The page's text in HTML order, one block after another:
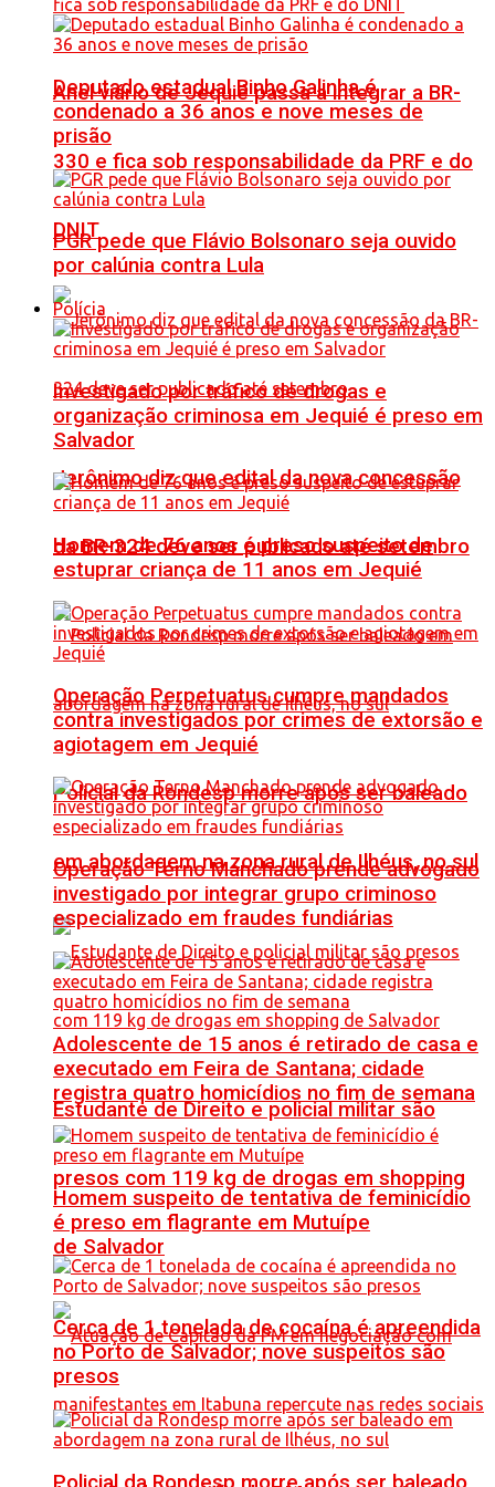
Anel viário de Jequié passa a integrar a BR-
330 e fica sob responsabilidade da PRF e do
DNIT
Jerônimo diz que edital da nova concessão
da BR-324 deve ser publicado até setembro
Policial da Rondesp morre após ser baleado
em abordagem na zona rural de Ilhéus, no sul
Estudante de Direito e policial militar são
presos com 119 kg de drogas em shopping
de Salvador
Deputado estadual Binho Galinha é
condenado a 36 anos e nove meses de
prisão
PGR pede que Flávio Bolsonaro seja ouvido
por calúnia contra Lula
Polícia
Investigado por tráfico de drogas e
organização criminosa em Jequié é preso em
Salvador
Homem de 76 anos é preso suspeito de
estuprar criança de 11 anos em Jequié
Operação Perpetuatus cumpre mandados
contra investigados por crimes de extorsão e
agiotagem em Jequié
Operação Terno Manchado prende advogado
investigado por integrar grupo criminoso
especializado em fraudes fundiárias
Adolescente de 15 anos é retirado de casa e
executado em Feira de Santana; cidade
registra quatro homicídios no fim de semana
Homem suspeito de tentativa de feminicídio
é preso em flagrante em Mutuípe
Cerca de 1 tonelada de cocaína é apreendida
no Porto de Salvador; nove suspeitos são
presos